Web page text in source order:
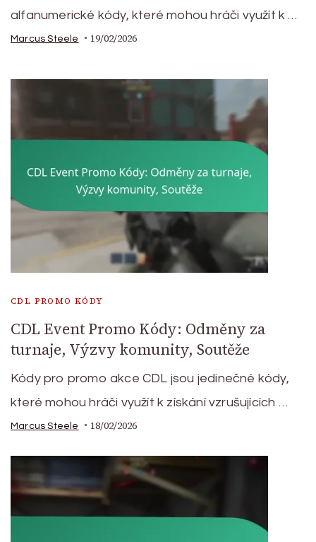
alfanumerické kódy, které mohou hráči využít k …
Marcus Steele 19/02/2026
CDL PROMO KÓDY
CDL Event Promo Kódy: Odměny za
turnaje, Výzvy komunity, Soutěže
Kódy pro promo akce CDL jsou jedinečné kódy,
které mohou hráči využít k získání vzrušujících …
Marcus Steele 18/02/2026